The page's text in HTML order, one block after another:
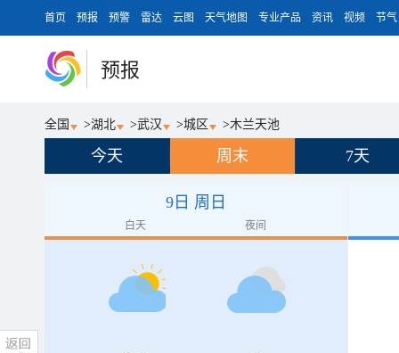
首页 预报 预警 雷达 云图 天气地图 专业产品 资讯 视频 节气
预报
全国 >湖北 >武汉 >城区 >木兰天池
今天 周末 7天
9日 周日
白天 夜间